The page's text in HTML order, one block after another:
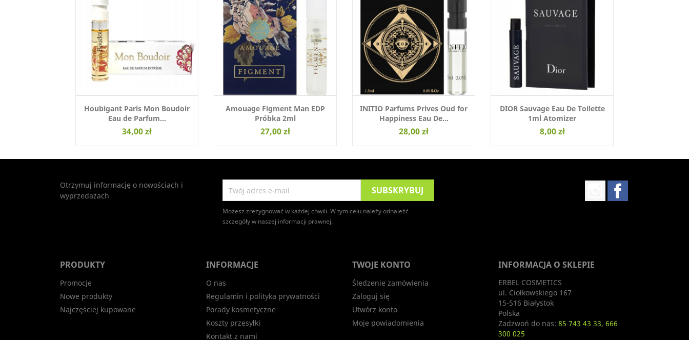
Houbigant Paris Mon Boudoir
Eau de Parfum...
34,00 zł
Amouage Figment Man EDP
Próbka 2ml
27,00 zł
INITIO Parfums Prives Oud for
Happiness Eau De...
28,00 zł
DIOR Sauvage Eau De Toilette
1ml Atomizer
8,00 zł
Otrzymuj informację o nowościach i
wyprzedażach
Możesz zrezygnować w każdej chwili. W tym celu należy odnaleźć
szczegóły w naszej informacji prawnej.
Instagram
PRODUKTY
Promocje
Nowe produkty
Najczęściej kupowane
INFORMACJE
O nas
Regulamin i polityka prywatności
Porady kosmetyczne
Koszty przesyłki
Kontakt z nami
TWOJE KONTO
Śledzenie zamówienia
Zaloguj się
Utwórz konto
Moje powiadomienia
INFORMACJA O SKLEPIE
ERBEL COSMETICS
ul. Ciołkowskiego 167
15-516 Białystok
Polska
Zadzwoń do nas: 85 743 43 33, 666
300 025